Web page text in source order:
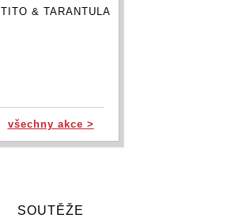
TITO & TARANTULA
všechny akce >
SOUTĚŽE